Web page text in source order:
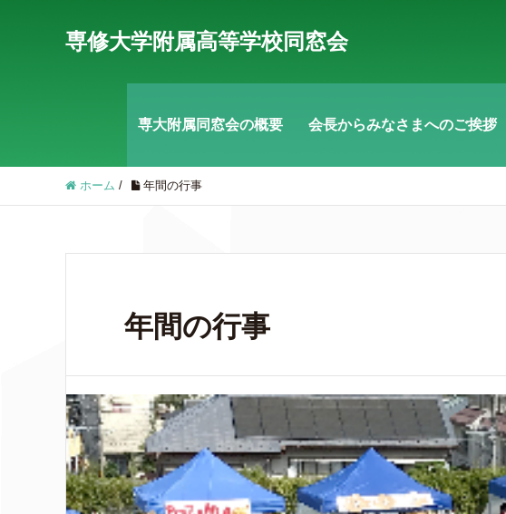
専修大学附属高等学校同窓会
専大附属同窓会の概要 会長からみなさまへのご挨拶
ホーム / 年間の行事
年間の行事